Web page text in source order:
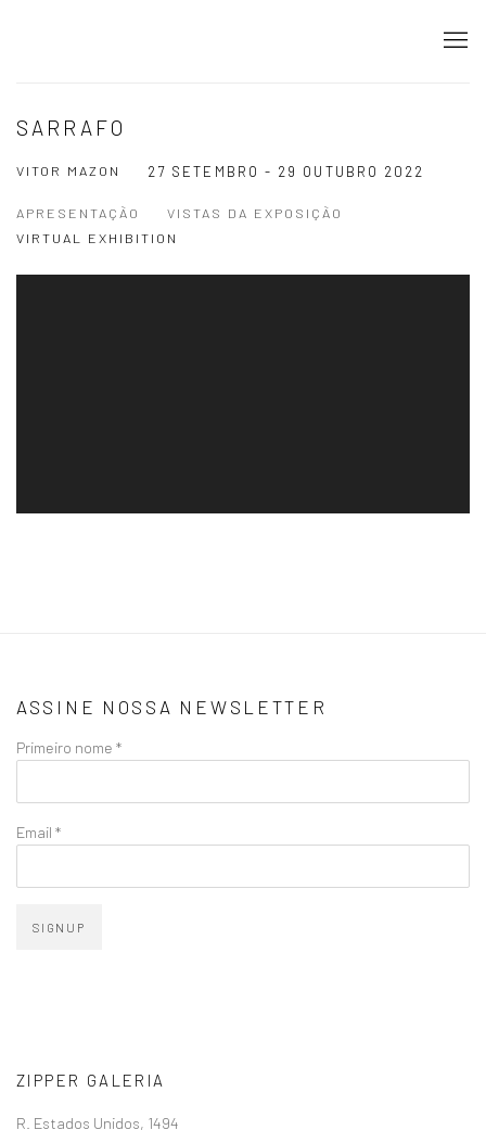
SARRAFO
VITOR MAZON 27 SETEMBRO - 29 OUTUBRO 2022
APRESENTAÇÃO
VISTAS DA EXPOSIÇÃO
VIRTUAL EXHIBITION
ASSINE NOSSA NEWSLETTER
Primeiro nome *
Email *
SIGNUP
ZIPPER GALERIA
R. Estados Unidos, 1494